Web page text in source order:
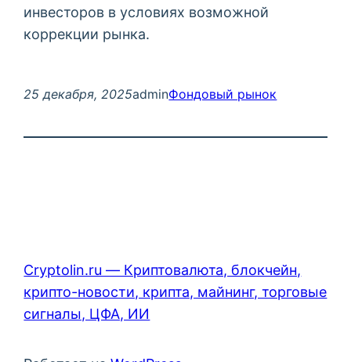
инвесторов в условиях возможной
коррекции рынка.
25 декабря, 2025adminФондовый рынок
Cryptolin.ru — Криптовалюта, блокчейн,
крипто-новости, крипта, майнинг, торговые
сигналы, ЦФА, ИИ